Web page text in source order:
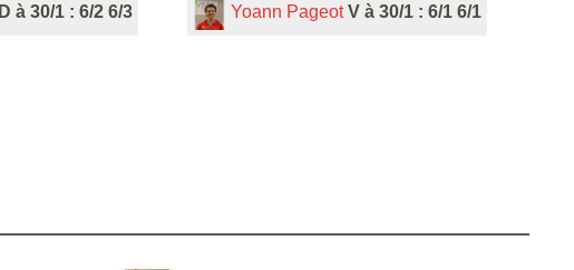
D à 30/1 : 6/2 6/3 Yoann Pageot V à 30/1 : 6/1 6/1